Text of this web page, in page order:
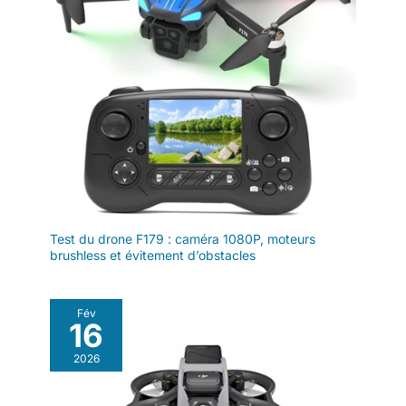
Test du drone F179 : caméra 1080P, moteurs
brushless et évitement d’obstacles
Fév
16
2026